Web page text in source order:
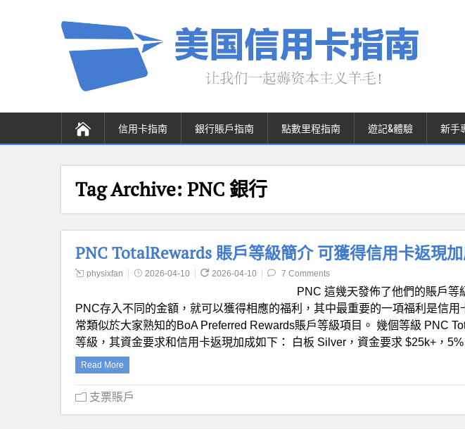
信用卡指南 銀行賬戶指南 點數里程指南 遊記&體驗 新手
Tag Archive: PNC 銀行
PNC TotalRewards 賬戶等級簡介 可獲得信用卡返現
physixfan 2026-04-10 2026-04-10 7 Comments
PNC 這幾天發佈了他們的賬戶等
PNC存入不同的金額，就可以獲得相應的福利，其中最重要的一項福利是信用
常類似於大家熟知的BoA Preferred Rewards賬戶等級項目。 幾個等級 PNC
等級，其資金要求和信用卡返現加成如下： 白板 Silver，資金要求 $25k+，
Read More
支票賬戶